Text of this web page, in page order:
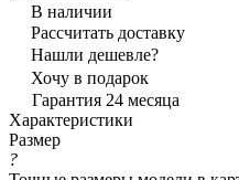
В наличии
Рассчитать доставку
Нашли дешевле?
Хочу в подарок
Гарантия 24 месяца
Характеристики
Размер
?